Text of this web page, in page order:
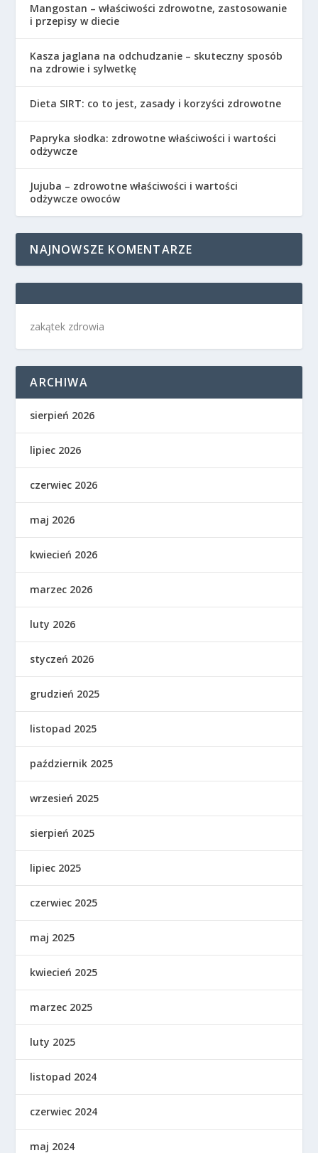
Mangostan – właściwości zdrowotne, zastosowanie
i przepisy w diecie
Kasza jaglana na odchudzanie – skuteczny sposób
na zdrowie i sylwetkę
Dieta SIRT: co to jest, zasady i korzyści zdrowotne
Papryka słodka: zdrowotne właściwości i wartości
odżywcze
Jujuba – zdrowotne właściwości i wartości
odżywcze owoców
NAJNOWSZE KOMENTARZE
zakątek zdrowia
ARCHIWA
sierpień 2026
lipiec 2026
czerwiec 2026
maj 2026
kwiecień 2026
marzec 2026
luty 2026
styczeń 2026
grudzień 2025
listopad 2025
październik 2025
wrzesień 2025
sierpień 2025
lipiec 2025
czerwiec 2025
maj 2025
kwiecień 2025
marzec 2025
luty 2025
listopad 2024
czerwiec 2024
maj 2024